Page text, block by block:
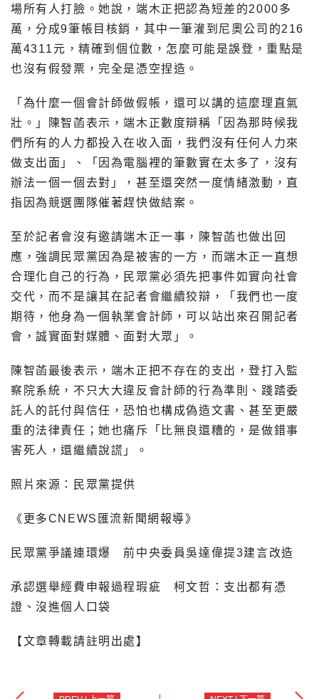
場所有人打臉。她說，端木正把認為短差的2000多
萬，分成9筆帳目核銷，其中一筆灌到尼奧公司的216
萬4311元，精確到個位數，怎麼可能是誤登，重點是
也沒有假發票，完全是憑空捏造。
「為什麼一個會計師做假帳，還可以講的這麼理直氣
壯。」陳智菡表示，端木正數度辯稱「因為那時候我
們所有的人力都投入在收入面，我們沒有任何人力來
做支出面」、「因為電腦裡的筆數實在太多了，沒有
辦法一個一個去對」，甚至還突然一度情緒激動，直
指因為競選團隊催著趕快做結案。
至於記者會沒有邀請端木正一事，陳智菡也做出回
應，強調民眾黨因為是被害的一方，而端木正一直想
合理化自己的行為，民眾黨必須先把事件如實向社會
交代，而不是讓其在記者會繼續狡辯，「我們也一度
期待，他身為一個執業會計師，可以站出來召開記者
會，誠實面對媒體、面對大眾」。
陳智菡最後表示，端木正把不存在的支出，登打入監
察院系統，不只大大違反會計師的行為準則、踐踏委
託人的託付與信任，恐怕也構成偽造文書、甚至更嚴
重的法律責任；她也痛斥「比無良還糟的，是做錯事
害死人，還繼續說謊」。
照片來源：民眾黨提供
《更多CNEWS匯流新聞網報導》
民眾黨爭議連環爆 前中央委員吳達偉提3建言改造
承認選舉經費申報過程瑕疵 柯文哲：支出都有憑
證、沒進個人口袋
【文章轉載請註明出處】